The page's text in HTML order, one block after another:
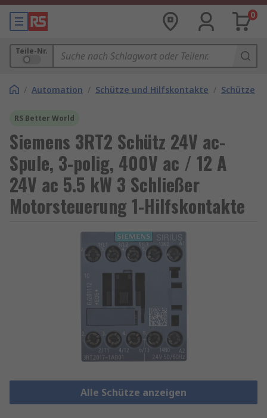
0
Teile-Nr.
/ Automation / Schütze und Hilfskontakte / Schütze
RS Better World
Siemens 3RT2 Schütz 24V ac-
Spule, 3-polig, 400V ac / 12 A
24V ac 5.5 kW 3 Schließer
Motorsteuerung 1-Hilfskontakte
Alle Schütze anzeigen